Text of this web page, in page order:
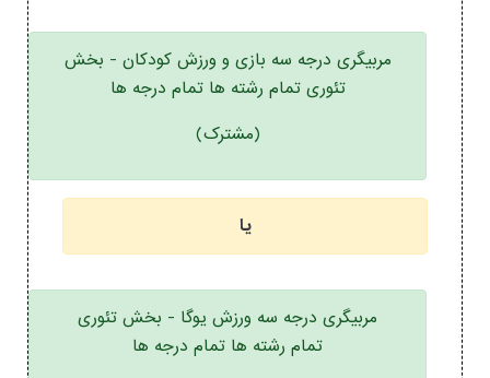
مربیگری درجه سه بازی و ورزش کودکان - بخش
تئوری تمام رشته ها تمام درجه ها
(مشترک)
یا
مربیگری درجه سه ورزش یوگا - بخش تئوری
تمام رشته ها تمام درجه ها